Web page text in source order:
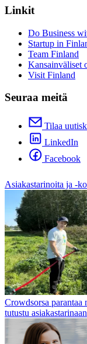
Linkit
Do Business
Startup in
Team Finland
Kansainväliset
Visit Finland
Seuraa meitä
Tilaa
LinkedIn
Facebook
Asiakastarinoita ja -
Crowdsorsa
tutustu asiakastarinaan